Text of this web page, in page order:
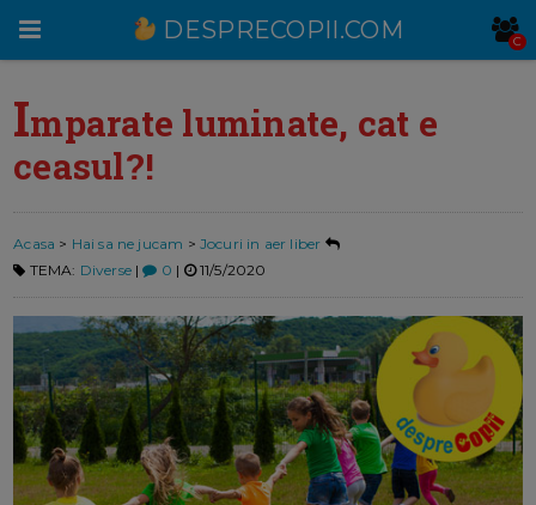
DESPRECOPII.COM C
Imparate luminate, cat e
ceasul?!
Acasa > Hai sa ne jucam > Jocuri in aer liber
TEMA: Diverse| 0 | 11/5/2020